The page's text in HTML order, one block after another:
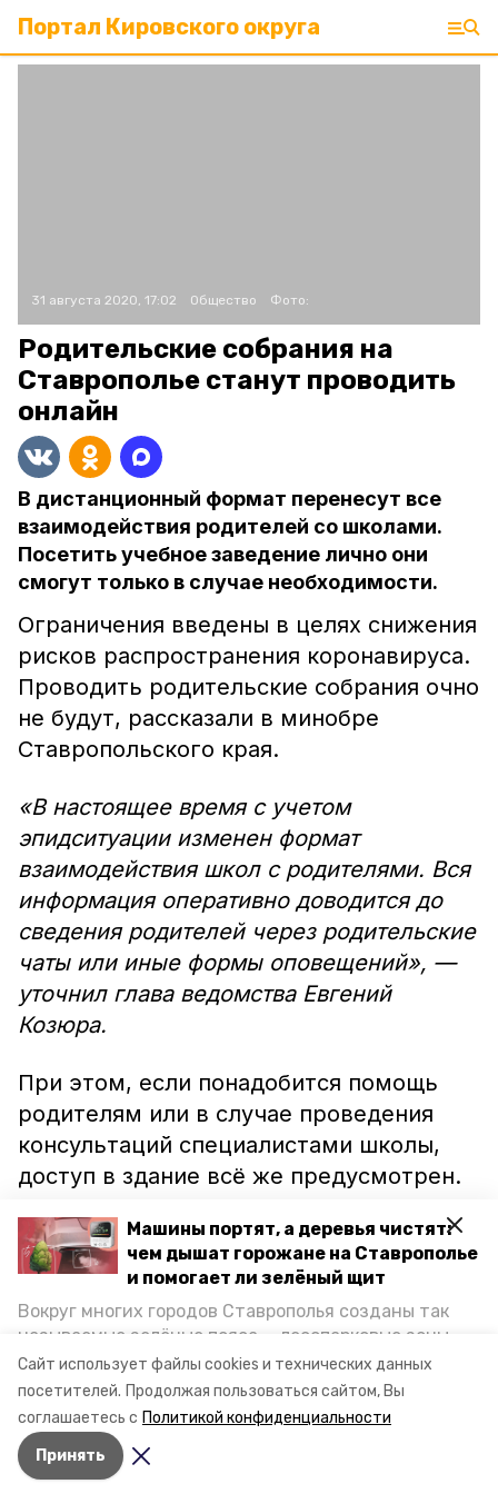
Сайт использует файлы cookies и технических данных
посетителей. Продолжая пользоваться сайтом, Вы
соглашаетесь с Политикой конфиденциальности
Принять
Машины портят, а деревья чистят:
чем дышат горожане на Ставрополье
и помогает ли зелёный щит
Вокруг многих городов Ставрополья созданы так
называемые зелёные пояса — лесопарковые зоны,
снижающие негативное воздействие выхлопных
газов на атмосферу. Справляются ли они с
постоянно растущим потоком автотранспорта и
каким воздухом дышат жители края, узнала
корреспондент «Победы26».
Портал Кировского округа
31 августа 2020, 17:02 Общество Фото:
Родительские собрания на
Ставрополье станут проводить
онлайн
В дистанционный формат перенесут все
взаимодействия родителей со школами.
Посетить учебное заведение лично они
смогут только в случае необходимости.
Ограничения введены в целях снижения
рисков распространения коронавируса.
Проводить родительские собрания очно
не будут, рассказали в минобре
Ставропольского края.
«В настоящее время с учетом
эпидситуации изменен формат
взаимодействия школ с родителями. Вся
информация оперативно доводится до
сведения родителей через родительские
чаты или иные формы оповещений», —
уточнил глава ведомства Евгений
Козюра.
При этом, если понадобится помощь
родителям или в случае проведения
консультаций специалистами школы,
доступ в здание всё же предусмотрен.
эпидбезопасности.
школы края, они примут около 300
тысяч детей, отметили в региональном
минобре.
Авторы: Мила Гень